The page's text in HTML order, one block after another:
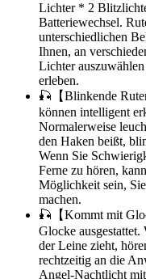
Lichter * 2
Batteriewechsel.
unterschiedlichen
Ihnen, an
Lichter
erleben.
🎣【Blinkende
können intelligent
Normalerweise
den Haken beißt,
Wenn Sie
Ferne zu hören,
Möglichkeit sein,
machen.
🎣【Kommt mit
Glocke
der Leine zieht,
rechtzeitig an die
Angel-Nachtlicht